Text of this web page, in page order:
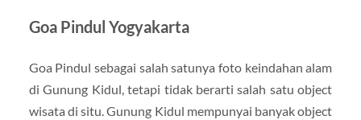
Goa Pindul Yogyakarta
Goa Pindul sebagai salah satunya foto keindahan alam
di Gunung Kidul, tetapi tidak berarti salah satu object
wisata di situ. Gunung Kidul mempunyai banyak object